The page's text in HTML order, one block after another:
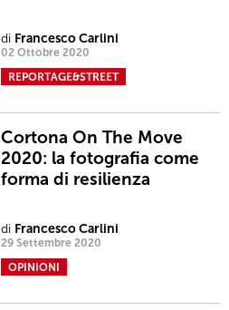
di Francesco Carlini
02 Ottobre 2020
REPORTAGE&STREET
Cortona On The Move
2020: la fotografia come
forma di resilienza
di Francesco Carlini
29 Settembre 2020
OPINIONI